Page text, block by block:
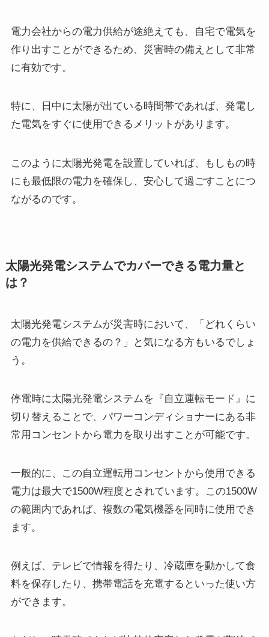
電力会社からの電力供給が途絶えても、自宅で電気を
作り出すことができるため、災害時の備えとして非常
に有効です。
特に、日中に太陽が出ている時間帯であれば、発電し
た電気をすぐに使用できるメリットがあります。
このように太陽光発電を設置していれば、もしもの時
にも最低限の電力を確保し、安心して過ごすことにつ
ながるのです。
太陽光発電システムでカバーできる電力量と
は？
太陽光発電システムが災害時において、「どれくらい
の電力を供給できるの？」と気になる方もいるでしょ
う。
停電時に太陽光発電システムを『自立運転モード』に
切り替えることで、パワーコンディショナーにある非
常用コンセントから電力を取り出すことが可能です。
一般的に、この自立運転用コンセントから使用できる
電力は最大で1500W程度とされています。この1500W
の範囲内であれば、複数の電気機器を同時に使用でき
ます。
例えば、テレビで情報を得たり、冷蔵庫を動かして食
料を保存したり、携帯電話を充電するといった使い方
ができます。